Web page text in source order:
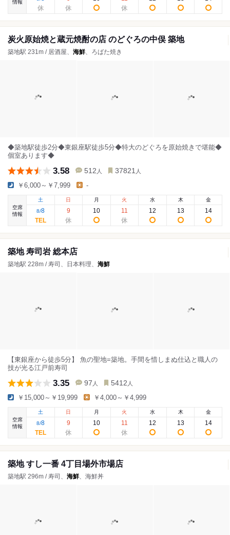
情報
炭火原始焼と蔵元焼酎の店 のどぐろの中俣 築地
築地駅 231m / 居酒屋、 海鮮、ろばた焼き
◆築地駅徒歩2分◆東銀座駅徒歩5分◆特大のどぐろを原始焼きで堪能◆
個室あります◆
3.58 512 人 37821 人
￥6,000～￥7,999 -
空席
情報
土
8/8
日
9
月
10
火
11
水
12
木
13
金
14
築地 寿司岩 総本店
築地駅 228m / 寿司、日本料理、 海鮮
【東銀座から徒歩5分】 魚の聖地=築地。手間を惜しまぬ仕込と職人の
技が光る江戸前寿司
3.35 97 人 5412 人
￥15,000～￥19,999 ￥4,000～￥4,999
空席
情報
土
8/8
日
9
月
10
火
11
水
12
木
13
金
14
築地 すし一番 4丁目場外市場店
築地駅 296m / 寿司、 海鮮、海鮮丼